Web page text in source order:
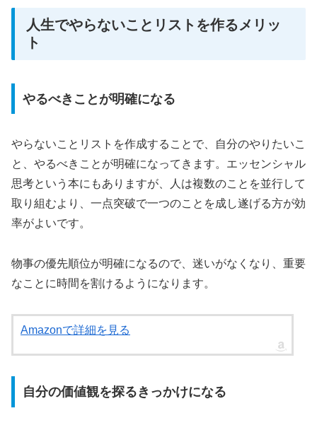
人生でやらないことリストを作るメリッ
ト
やるべきことが明確になる
やらないことリストを作成することで、自分のやりたいこ
と、やるべきことが明確になってきます。エッセンシャル
思考という本にもありますが、人は複数のことを並行して
取り組むより、一点突破で一つのことを成し遂げる方が効
率がよいです。
物事の優先順位が明確になるので、迷いがなくなり、重要
なことに時間を割けるようになります。
Amazonで詳細を見る
自分の価値観を探るきっかけになる